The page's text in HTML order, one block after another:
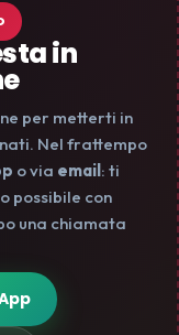
in
per metterti in
Nel frattempo
o via email : ti
possibile con
una chiamata